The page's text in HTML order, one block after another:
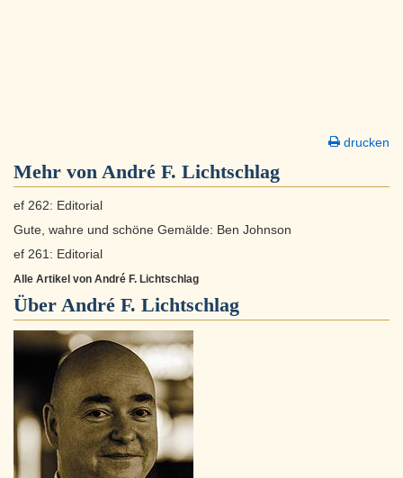
drucken
Mehr von André F. Lichtschlag
ef 262: Editorial
Gute, wahre und schöne Gemälde: Ben Johnson
ef 261: Editorial
Alle Artikel von André F. Lichtschlag
Über André F. Lichtschlag